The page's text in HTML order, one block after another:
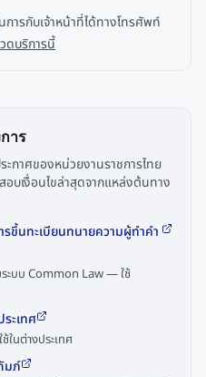
การกับเจ้าหน้าที่ได้ทางโทรศัพท์
ดบริการนี้
าร
ะกาศของหน่วยงานราชการไทย
บเงื่อนไขล่าสุดจากแหล่งต้นทาง
ขึ้นทะเบียนทนายความผู้ทำคำ
ะบบ Common Law — ใช้
ะเทศ
ในต่างประเทศ
มภ์